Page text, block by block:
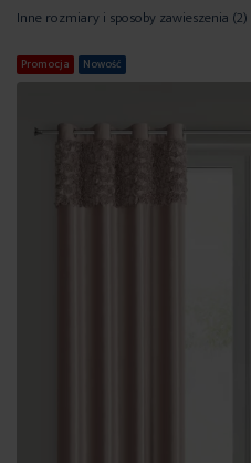
Inne rozmiary i sposoby zawieszenia (2)
Promocja Nowość